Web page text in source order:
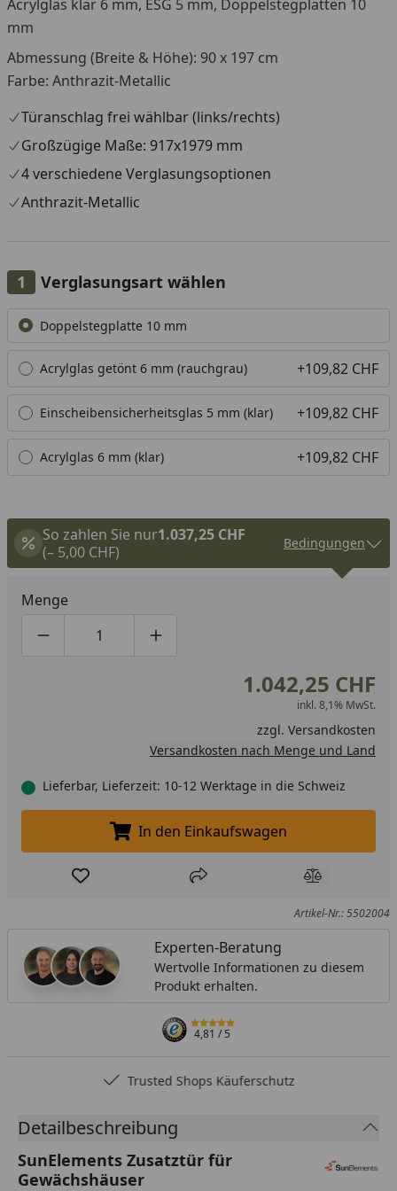
Acrylglas klar 6 mm, ESG 5 mm, Doppelstegplatten 10
mm
Abmessung (Breite & Höhe): 90 x 197 cm
Farbe: Anthrazit-Metallic
Türanschlag frei wählbar (links/rechts)
Großzügige Maße: 917x1979 mm
4 verschiedene Verglasungsoptionen
Anthrazit-Metallic
Verglasungsart wählen
Alle anzeigen (4)
Doppelstegplatte 10 mm
Acrylglas getönt 6 mm (rauchgrau) +109,82 CHF
Einscheibensicherheitsglas 5 mm (klar) +109,82 CHF
Acrylglas 6 mm (klar) +109,82 CHF
So zahlen Sie nur1.037,25 CHF
(– 5,00 CHF)
Bedingungen
Menge
Produktmenge um eins verringern
Produktmenge manuell eingeben
Produktmenge um eins erhöhen
1.042,25 CHF
inkl. 8,1% MwSt.
zzgl. Versandkosten
Versandkosten nach Menge und Land
Lieferbar, Lieferzeit: 10-12 Werktage in die Schweiz
In den Einkaufswagen legen
In den Einkaufswagen
Produkt zur Wunschliste hinzufügen
Teilen Produkt
Artikel-Nr.: 5502004
Experten-Beratung
Wertvolle Informationen zu diesem
Produkt erhalten.
4,81/ 5
Trusted Shops Käuferschutz
Detailbeschreibung
SunElements Zusatztür für
Gewächshäuser